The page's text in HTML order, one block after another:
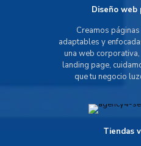
Diseño web
Creamos
adaptables y
una web
landing page,
que tu negocio
Tiendas